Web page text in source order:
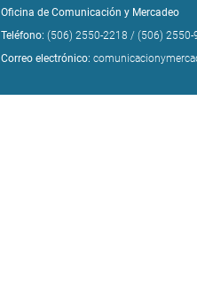
Oficina de Comunicación y Mercadeo
Teléfono: (506) 2550-2218 / (506) 2550-
Correo electrónico: